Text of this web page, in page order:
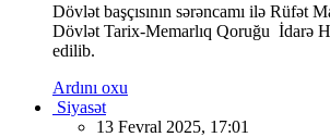
Dövlət başçısının sərəncamı ilə Rüfət
Dövlət Tarix-Memarlıq Qoruğu İdarə
edilib.
Ardını oxu
Siyasət
13 Fevral 2025, 17:01